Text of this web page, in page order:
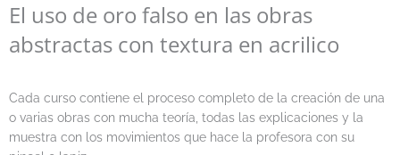
El uso de oro falso en las obras
abstractas con textura en acrilico
Cada curso contiene el proceso completo de la creación de una
o varias obras con mucha teoría, todas las explicaciones y la
muestra con los movimientos que hace la profesora con su